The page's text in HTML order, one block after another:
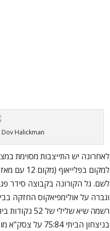
Halickman
לאחרונה יש התייצבות מסוימת
לשם. גל הקורונה בקבוצה סידר
וגברה על אולימפיאקוס החזקה
רשמה שיא
בניצחון הביתי